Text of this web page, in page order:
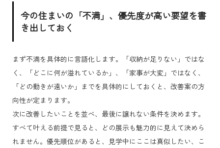
今の住まいの「不満」、優先度が高い要望を書
き出しておく
まず不満を具体的に言語化します。「収納が足りない」ではな
く、「どこに何が溢れているか」、「家事が大変」ではなく、
「どの動きが遠いか」までを具体的にしておくと、改善案の方
向性が定まります。
次に改善したいことを並べ、最後に譲れない条件を決めます。
すべて叶える前提で見ると、どの展示も魅力的に見えて決めら
れません。優先順位があると、見学中にここは真似したい、こ